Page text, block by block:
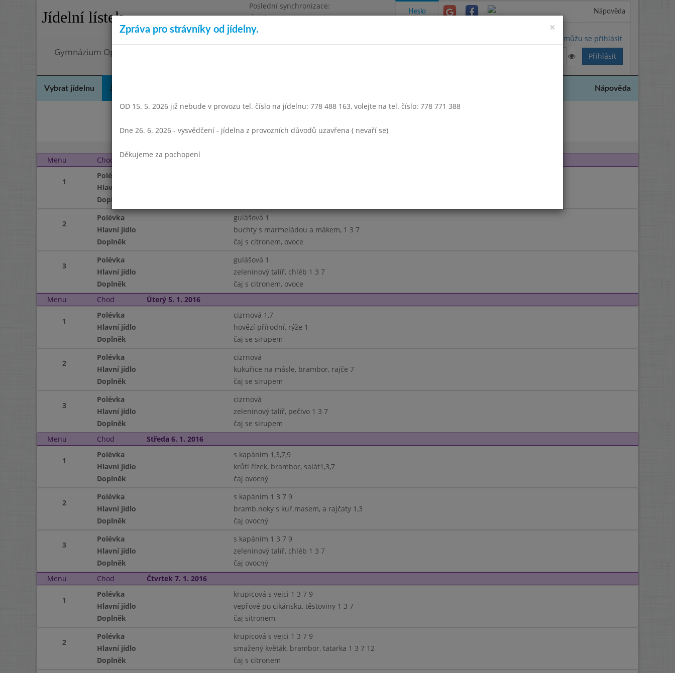
Jídelní lístek
Poslední synchronizace:
Úterý 4.8.2026 12:59
Omezení objednávek
Gymnázium Opatov, Praha 4, Konstantinova 1500
Heslo Nápověda
Nemůžu se přihlásit
Vybrat jídelnu Jídelní lístek Nápověda
Menu
Chod Pondělí 4. 1. 2016
1
Polévka
Hlavní jídlo
Doplněk
2
Polévka
gulášová 1
Hlavní jídlo
buchty s marmeládou a mákem, 1 3 7
Doplněk
čaj s citronem, ovoce
3
Polévka
gulášová 1
Hlavní jídlo
zeleninový talíř, chléb 1 3 7
Doplněk
čaj s citronem, ovoce
Menu
Chod Úterý 5. 1. 2016
1
Polévka
cizrnová 1,7
Hlavní jídlo
hovězí přírodní, rýže 1
Doplněk
čaj se sirupem
2
Polévka
cizrnová
Hlavní jídlo
kukuřice na másle, brambor, rajče 7
Doplněk
čaj se sirupem
3
Polévka
cizrnová
Hlavní jídlo
zeleninový talíř, pečivo 1 3 7
Doplněk
čaj se sirupem
Menu
Chod Středa 6. 1. 2016
1
Polévka
s kapáním 1,3,7,9
Hlavní jídlo
krůtí řízek, brambor, salát1,3,7
Doplněk
čaj ovocný
2
Polévka
s kapáním 1 3 7 9
Hlavní jídlo
bramb.noky s kuř.masem, a rajčaty 1,3
Doplněk
čaj ovocný
3
Polévka
s kapáním 1 3 7 9
Hlavní jídlo
zeleninový talíř, chléb 1 3 7
Doplněk
čaj ovocný
Menu
Chod Čtvrtek 7. 1. 2016
1
Polévka
krupicová s vejci 1 3 7 9
Hlavní jídlo
vepřové po cikánsku, těstoviny 1 3 7
Doplněk
čaj sitronem
2
Polévka
krupicová s vejci 1 3 7 9
Hlavní jídlo
smažený květák, brambor, tatarka 1 3 7 12
Doplněk
čaj s citronem
×
Zpráva pro strávníky od jídelny.
OD 15. 5. 2026 již nebude v provozu tel. číslo na jídelnu: 778 488 163, volejte na tel. číslo: 778 771 388
Dne 26. 6. 2026 - vysvědčení - jídelna z provozních důvodů uzavřena ( nevaří se)
Děkujeme za pochopení